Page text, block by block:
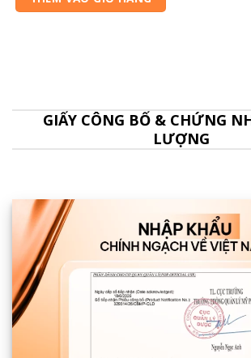
550,000₫. là:
GIẤY CÔNG BỐ & CHỨNG
LƯỢNG